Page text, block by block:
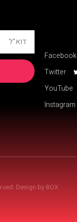
Facebook
Twitter
YouTube
Instagram
Design by BOX